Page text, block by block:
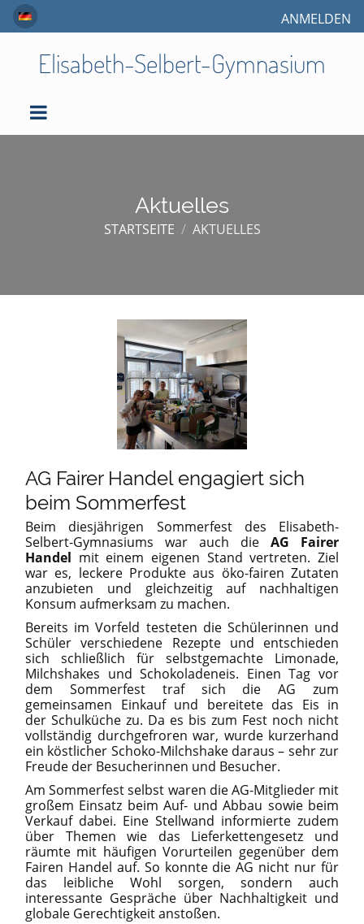
ANMELDEN
Elisabeth-Selbert-Gymnasium
Aktuelles
STARTSEITE / AKTUELLES
AG Fairer Handel engagiert sich
beim Sommerfest
Beim diesjährigen Sommerfest des Elisabeth-
Selbert-Gymnasiums war auch die
AG Fairer
Handel mit einem eigenen Stand vertreten. Ziel
war es, leckere Produkte aus öko-fairen Zutaten
anzubieten und gleichzeitig auf nachhaltigen
Konsum aufmerksam zu machen.
Bereits im Vorfeld testeten die Schülerinnen und
Schüler verschiedene Rezepte und entschieden
sich schließlich für selbstgemachte Limonade,
Milchshakes und Schokoladeneis. Einen Tag vor
dem Sommerfest traf sich die AG zum
gemeinsamen Einkauf und bereitete das Eis in
der Schulküche zu. Da es bis zum Fest noch nicht
vollständig durchgefroren war, wurde kurzerhand
ein köstlicher Schoko-Milchshake daraus – sehr zur
Freude der Besucherinnen und Besucher.
Am Sommerfest selbst waren die AG-Mitglieder mit
großem Einsatz beim Auf- und Abbau sowie beim
Verkauf dabei. Eine Stellwand informierte zudem
über Themen wie das Lieferkettengesetz und
räumte mit häufigen Vorurteilen gegenüber dem
Fairen Handel auf. So konnte die AG nicht nur für
das leibliche Wohl sorgen, sondern auch
interessante Gespräche über Nachhaltigkeit und
globale Gerechtigkeit anstoßen.